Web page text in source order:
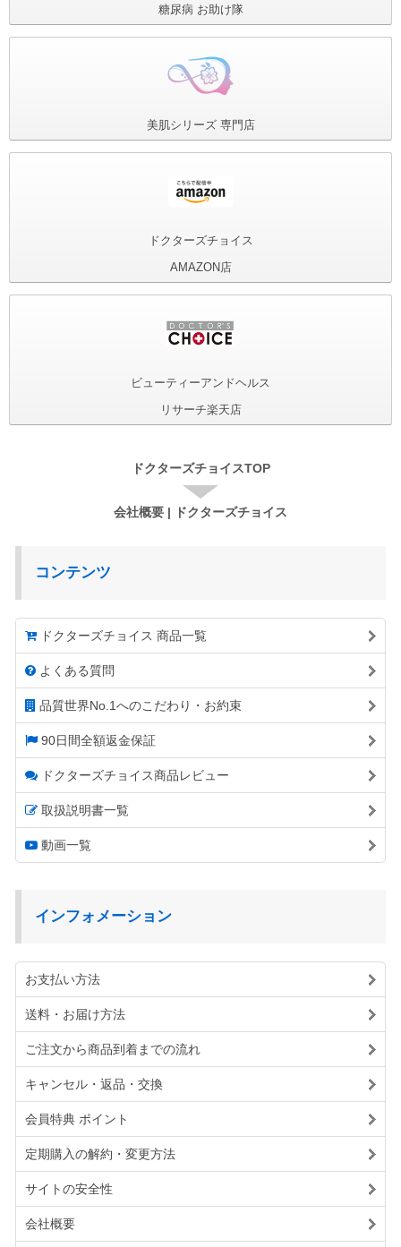
糖尿病 お助け隊
美肌シリーズ専門店
ドクターズチョイス
AMAZON店
ビューティーアンドヘルス
リサーチ楽天店
ドクターズチョイスTOP
会社概要 | ドクターズチョイス
コンテンツ
ドクターズチョイス 商品一覧
よくある質問
品質世界No.1へのこだわり・お約束
90日間全額返金保証
ドクターズチョイス商品レビュー
取扱説明書一覧
動画一覧
インフォメーション
お支払い方法
送料・お届け方法
ご注文から商品到着までの流れ
キャンセル・返品・交換
会員特典 ポイント
定期購入の解約・変更方法
サイトの安全性
会社概要